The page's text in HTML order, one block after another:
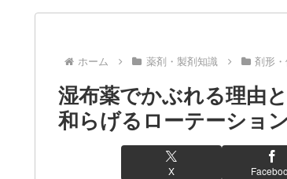
ホーム 薬剤・製剤知識 剤形
湿布薬でかぶれる理由
和らげるローテーショ
X